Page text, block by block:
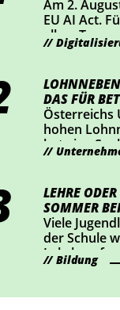
Am 2.
EU AI Act.
allem
Mittelpunkt.
sollte jetzt
DAS FÜR
Österreichs
hohen
hat eine
haben
auswirkt.
LEHRE
SOMMER
Viele
der Schule
Lehrberufe
Bildung